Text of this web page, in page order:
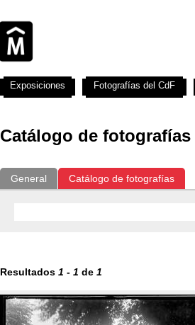
Catálogo de fotografías
General Catálogo de fotografías
Resultados 1 - 1 de 1
Exposiciones Fotografías del CdF